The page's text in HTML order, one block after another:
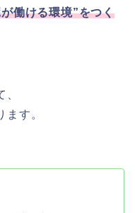
働ける環境”をつく
す。